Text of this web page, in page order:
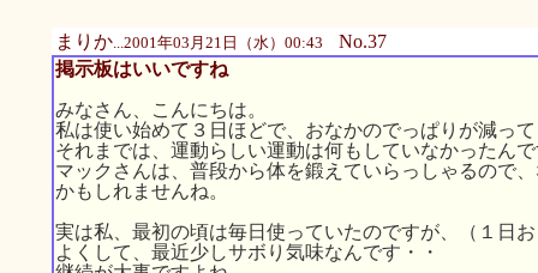
まりか...2001年03月21日（水）00:43 No.37
掲示板はいいですね
みなさん、こんにちは。
私は使い始めて３日ほどで、おなかのでっぱりが減っ
それまでは、運動らしい運動は何もしていなかったん
マックさんは、普段から体を鍛えていらっしゃるので
かもしれませんね。
実は私、最初の頃は毎日使っていたのですが、（１日
よくして、最近少しサボり気味なんです・・